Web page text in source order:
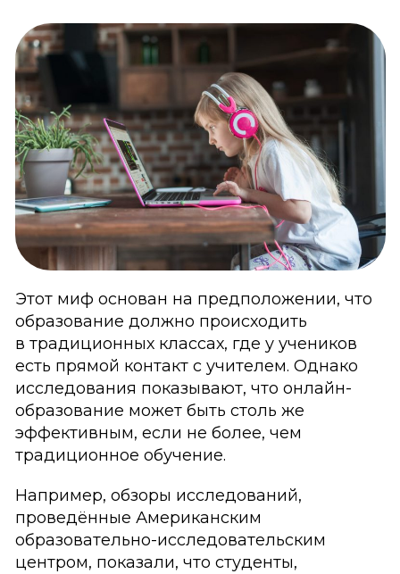
Этот миф основан на предположении, что
образование должно происходить
в традиционных классах, где у учеников
есть прямой контакт с учителем. Однако
исследования показывают, что онлайн-
образование может быть столь же
эффективным, если не более, чем
традиционное обучение.
Например, обзоры исследований,
проведённые Американским
образовательно-исследовательским
центром, показали, что студенты,